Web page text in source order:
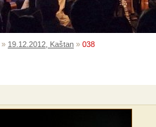
» 19.12.2012, Kaštan » 038